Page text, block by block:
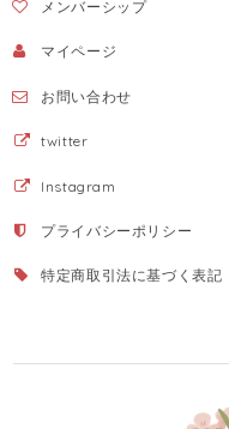
メンバーシップ
マイページ
お問い合わせ
twitter
Instagram
プライバシーポリシー
特定商取引法に基づく表記